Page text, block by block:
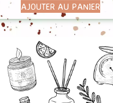
AJOUTER AU PANIER